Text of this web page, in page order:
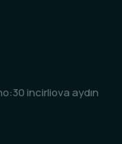
incirliova aydın